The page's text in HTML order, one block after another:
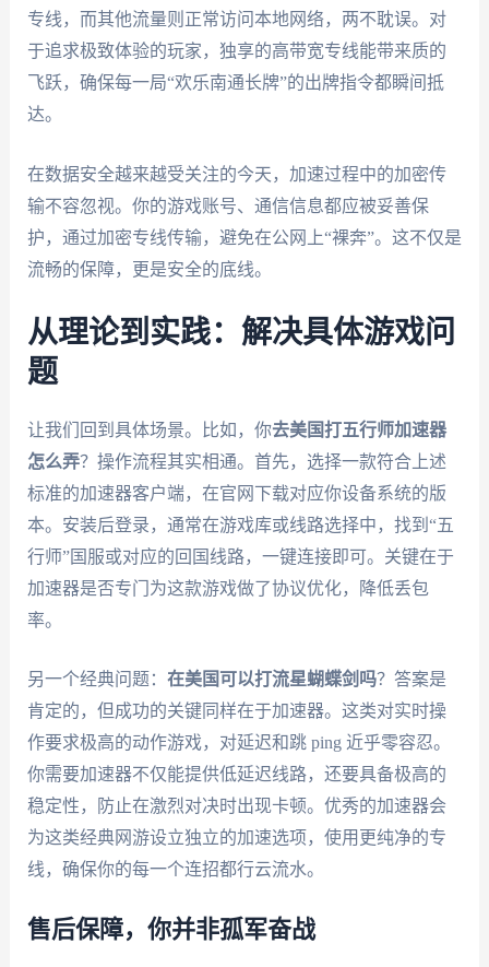
专线，而其他流量则正常访问本地网络，两不耽误。对
于追求极致体验的玩家，独享的高带宽专线能带来质的
飞跃，确保每一局“欢乐南通长牌”的出牌指令都瞬间抵
达。
在数据安全越来越受关注的今天，加速过程中的加密传
输不容忽视。你的游戏账号、通信信息都应被妥善保
护，通过加密专线传输，避免在公网上“裸奔”。这不仅是
流畅的保障，更是安全的底线。
从理论到实践：解决具体游戏问
题
让我们回到具体场景。比如，你去美国打五行师加速器
怎么弄？操作流程其实相通。首先，选择一款符合上述
标准的加速器客户端，在官网下载对应你设备系统的版
本。安装后登录，通常在游戏库或线路选择中，找到“五
行师”国服或对应的回国线路，一键连接即可。关键在于
加速器是否专门为这款游戏做了协议优化，降低丢包
率。
另一个经典问题： 在美国可以打流星蝴蝶剑吗？答案是
肯定的，但成功的关键同样在于加速器。这类对实时操
作要求极高的动作游戏，对延迟和跳 ping 近乎零容忍。
你需要加速器不仅能提供低延迟线路，还要具备极高的
稳定性，防止在激烈对决时出现卡顿。优秀的加速器会
为这类经典网游设立独立的加速选项，使用更纯净的专
线，确保你的每一个连招都行云流水。
售后保障，你并非孤军奋战